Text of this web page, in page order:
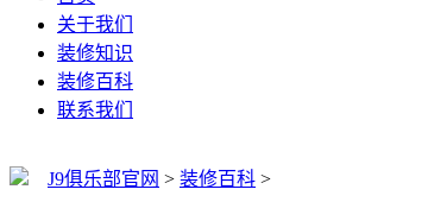
关于我们
装修知识
装修百科
联系我们
J9俱乐部官网 > 装修百科 >